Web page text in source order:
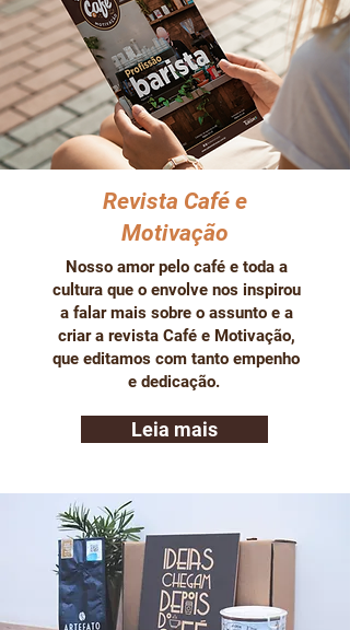
Revista Café e
Motivação
Nosso amor pelo café e toda a
cultura que o envolve nos inspirou
a falar mais sobre o assunto e a
criar a revista Café e Motivação,
que editamos com tanto empenho
e dedicação.
Leia mais